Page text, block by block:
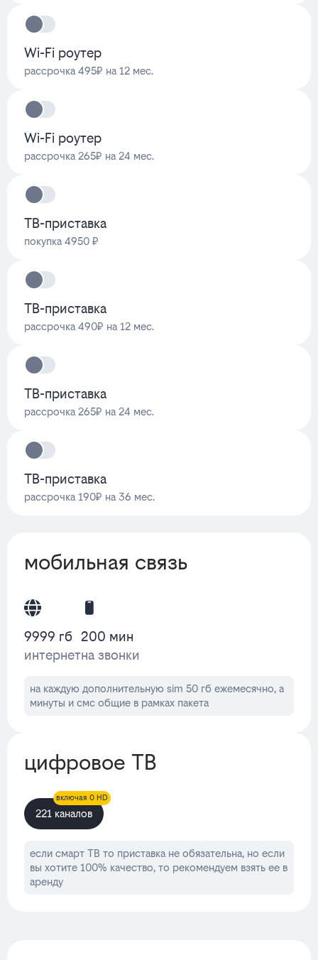
Wi-Fi роутер
рассрочка 495₽ на 12 мес.
Wi-Fi роутер
рассрочка 265₽ на 24 мес.
ТВ-приставка
покупка 4950 ₽
ТВ-приставка
рассрочка 490₽ на 12 мес.
ТВ-приставка
рассрочка 265₽ на 24 мес.
ТВ-приставка
рассрочка 190₽ на 36 мес.
мобильная связь
9999 гб
интернет
200 мин
на звонки
на каждую дополнительную sim 50 гб ежемесячно, а
минуты и смс общие в рамках пакета
цифровое ТВ
221 каналов
включая 0 HD
если смарт ТВ то приставка не обязательна, но если
вы хотите 100% качество, то рекомендуем взять ее в
аренду